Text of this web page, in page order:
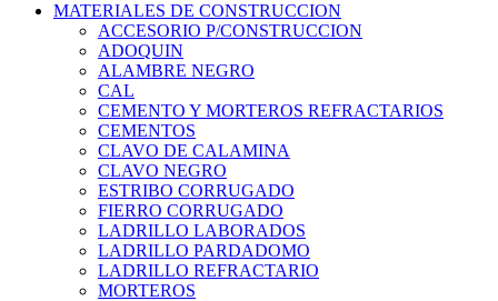
MATERIALES DE CONSTRUCCION
ACCESORIO P/CONSTRUCCION
ADOQUIN
ALAMBRE NEGRO
CAL
CEMENTO Y MORTEROS REFRACTARIOS
CEMENTOS
CLAVO DE CALAMINA
CLAVO NEGRO
ESTRIBO CORRUGADO
FIERRO CORRUGADO
LADRILLO LABORADOS
LADRILLO PARDADOMO
LADRILLO REFRACTARIO
MORTEROS